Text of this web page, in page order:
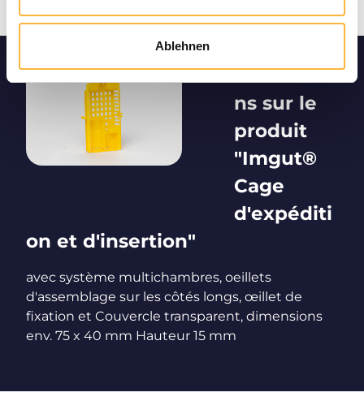
Ablehnen
Informatio
ns sur le
produit
"Imgut®
Cage
d'expéditi
on et d'insertion"
avec système multichambres, oeillets
d'assemblage sur les côtés longs, œillet de
fixation et Couvercle transparent, dimensions
env. 75 x 40 mm Hauteur 15 mm